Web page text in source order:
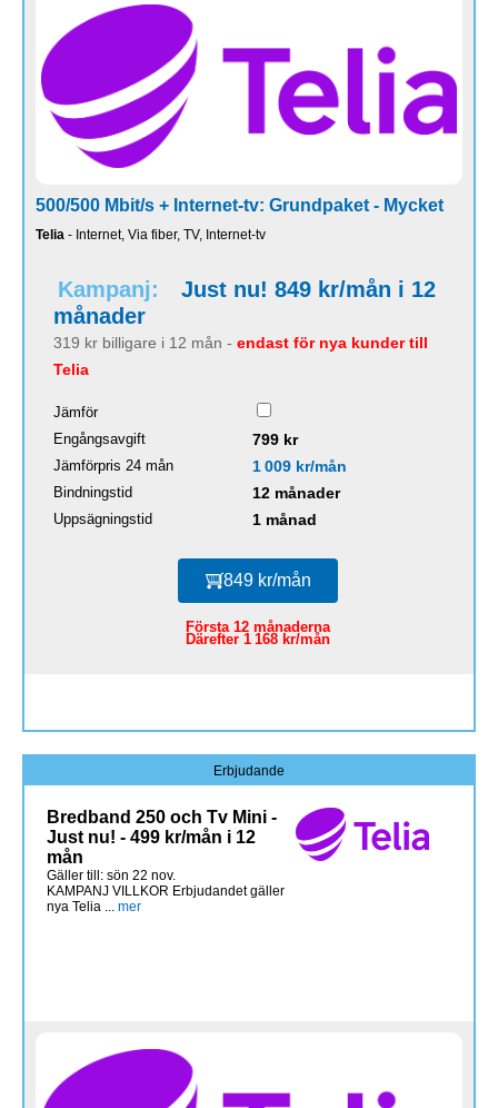
500/500 Mbit/s + Internet-tv: Grundpaket - Mycket
Telia - Internet, Via fiber, TV, Internet-tv
Kampanj:
Just nu! 849 kr/mån i 12
månader
319 kr billigare i 12 mån - endast för nya kunder till
Telia
Jämför
Engångsavgift
799 kr
Jämförpris 24 mån 1 009 kr/mån
Bindningstid 12 månader
Uppsägningstid 1 månad
849 kr/mån
Första 12 månaderna
Därefter 1 168 kr/mån
Erbjudande
Bredband 250 och Tv Mini -
Just nu! - 499 kr/mån i 12
mån
Gäller till: sön 22 nov.
KAMPANJ VILLKOR Erbjudandet gäller
nya Telia ... mer